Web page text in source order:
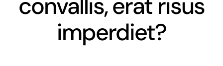
convallis, erat risus
imperdiet?